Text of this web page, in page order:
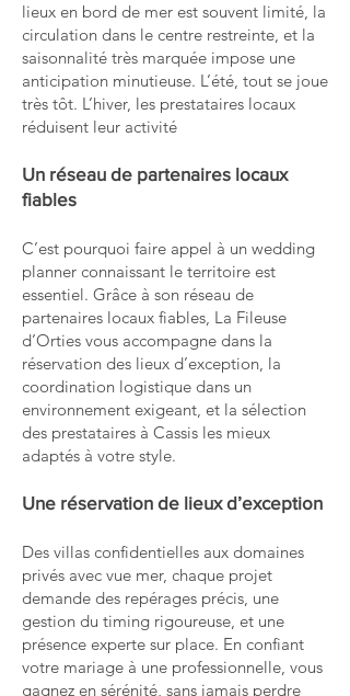
lieux en bord de mer est souvent limité, la
circulation dans le centre restreinte, et la
saisonnalité très marquée impose une
anticipation minutieuse. L’été, tout se joue
très tôt. L’hiver, les prestataires locaux
réduisent leur activité
Un réseau de partenaires locaux
fiables
C’est pourquoi faire appel à un wedding
planner connaissant le territoire est
essentiel. Grâce à son réseau de
partenaires locaux fiables, La Fileuse
d’Orties vous accompagne dans la
réservation des lieux d’exception, la
coordination logistique dans un
environnement exigeant, et la sélection
des prestataires à Cassis les mieux
adaptés à votre style.
Une réservation de lieux d’exception
Des villas confidentielles aux domaines
privés avec vue mer, chaque projet
demande des repérages précis, une
gestion du timing rigoureuse, et une
présence experte sur place. En confiant
votre mariage à une professionnelle, vous
gagnez en sérénité, sans jamais perdre